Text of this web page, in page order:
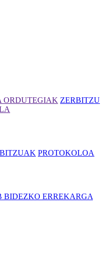
ORDUTEGIAK ZERBITZU
PROTOKOLOA
BIDEZKO ERREKARGA